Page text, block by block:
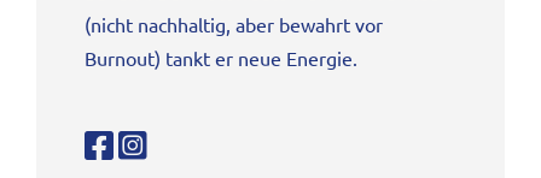
(nicht nachhaltig, aber bewahrt vor
Burnout) tankt er neue Energie.